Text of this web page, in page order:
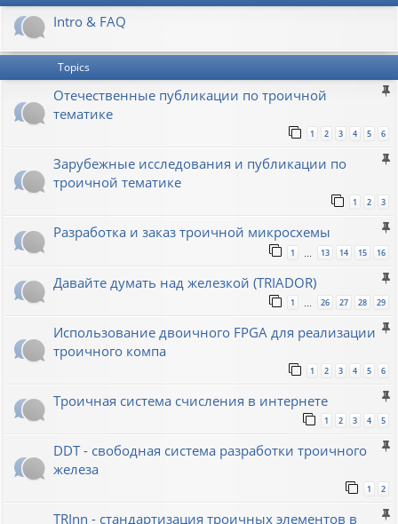
Intro & FAQ
Topics
Отечественные публикации по троичной
тематике
1 2 3 4 5 6
Зарубежные исследования и публикации по
троичной тематике
1 2 3
Разработка и заказ троичной микросхемы
1 13 14 15 16
Давайте думать над железкой (TRIADOR)
1 26 27 28 29
Использование двоичного FPGA для реализации
троичного компа
1 2 3 4 5 6
Троичная система счисления в интернете
1 2 3 4 5
DDT - свободная система разработки троичного
железа
1 2
TRInn - стандартизация троичных элементов в